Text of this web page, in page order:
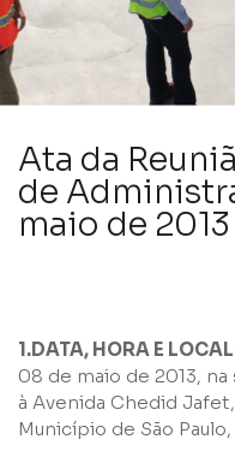
Ata da
de
maio de 2013
1.DATA, HORA E
08 de maio de 2013,
à Avenida Chedid
Município de São